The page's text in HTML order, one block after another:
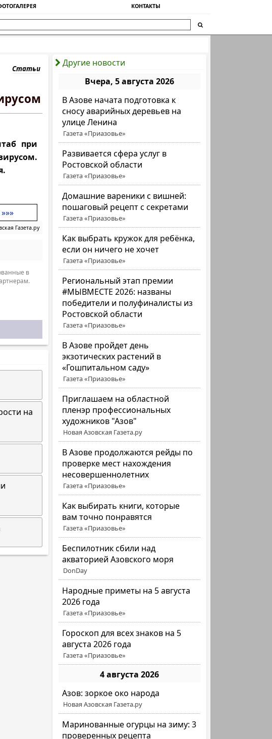
КОНТАКТЫ
Другие новости
Вчера, 5 августа 2026
В Азове начата подготовка к
сносу аварийных деревьев на
улице Ленина
Газета «Приазовье»
Развивается сфера услуг в
Ростовской области
Газета «Приазовье»
Домашние вареники с вишней:
пошаговый рецепт с секретами
Газета «Приазовье»
Как выбрать кружок для ребёнка,
если он ничего не хочет
Газета «Приазовье»
Региональный этап премии
#МЫВМЕСТЕ 2026: названы
победители и полуфиналисты из
Ростовской области
Газета «Приазовье»
В Азове пройдет день
экзотических растений в
«Гошпитальном саду»
Газета «Приазовье»
Приглашаем на областной
пленэр профессиональных
художников "Азов"
Новая Азовская Газета.ру
В Азове продолжаются рейды по
проверке мест нахождения
несовершеннолетних
Газета «Приазовье»
Как выбирать книги, которые
вам точно понравятся
Газета «Приазовье»
Беспилотник сбили над
акваторией Азовского моря
DonDay
Народные приметы на 5 августа
2026 года
Газета «Приазовье»
Гороскоп для всех знаков на 5
августа 2026 года
Газета «Приазовье»
4 августа 2026
Азов: зоркое око народа
Новая Азовская Газета.ру
Маринованные огурцы на зиму: 3
проверенных рецепта
Статьи
при
Газета.ру
в
на